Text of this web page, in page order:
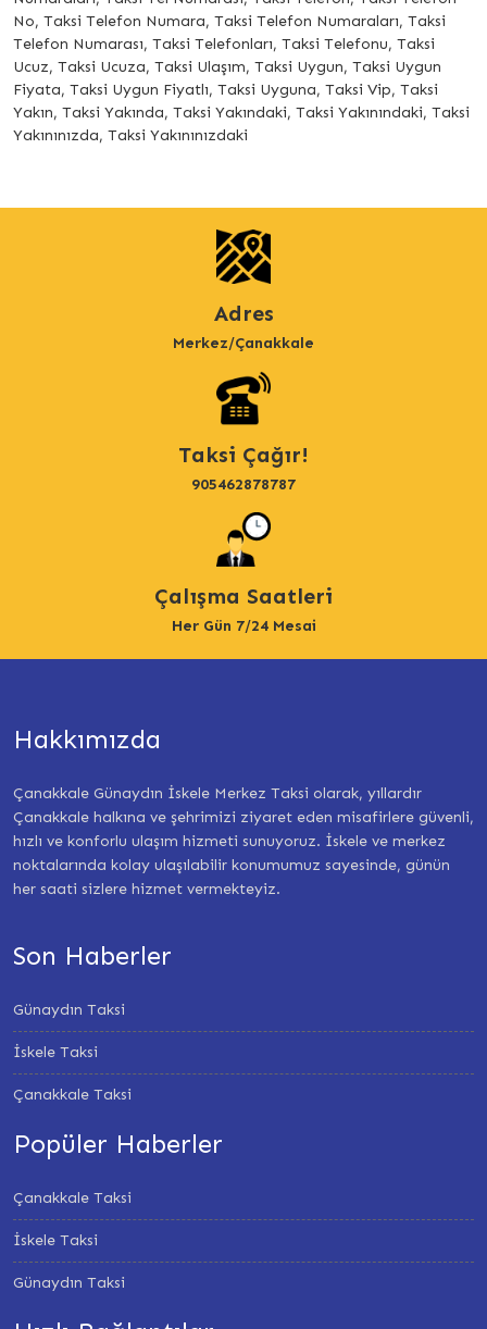
No, Taksi Telefon Numara, Taksi Telefon Numaraları, Taksi
Telefon Numarası, Taksi Telefonları, Taksi Telefonu, Taksi
Ucuz, Taksi Ucuza, Taksi Ulaşım, Taksi Uygun, Taksi Uygun
Fiyata, Taksi Uygun Fiyatlı, Taksi Uyguna, Taksi Vip, Taksi
Yakın, Taksi Yakında, Taksi Yakındaki, Taksi Yakınındaki, Taksi
Yakınınızda, Taksi Yakınınızdaki
Adres
Merkez/Çanakkale
Taksi Çağır!
905462878787
Çalışma Saatleri
Her Gün 7/24 Mesai
Hakkımızda
Çanakkale Günaydın İskele Merkez Taksi olarak, yıllardır
Çanakkale halkına ve şehrimizi ziyaret eden misafirlere güvenli,
hızlı ve konforlu ulaşım hizmeti sunuyoruz. İskele ve merkez
noktalarında kolay ulaşılabilir konumumuz sayesinde, günün
her saati sizlere hizmet vermekteyiz.
Son Haberler
Günaydın Taksi
İskele Taksi
Çanakkale Taksi
Popüler Haberler
Çanakkale Taksi
İskele Taksi
Günaydın Taksi